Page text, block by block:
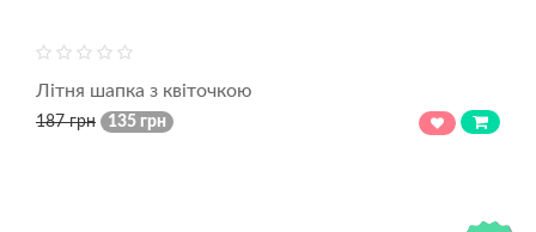
Літня шапка з квіточкою
187 грн 135 грн